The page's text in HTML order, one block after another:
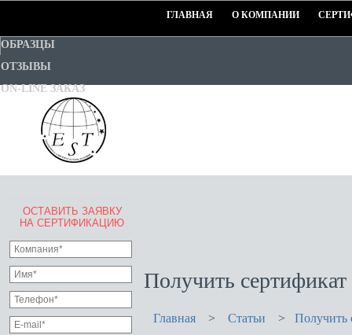
ГЛАВНАЯ О КОМПАНИИ
ОБРАЗЦЫ
ОТЗЫВЫ
ON-LINE ЗАКАЗ
ОСТАВИТЬ ЗАЯВКУ
НА СЕРТИФИКАЦИЮ
Получить
Главная > Статьи > Получить